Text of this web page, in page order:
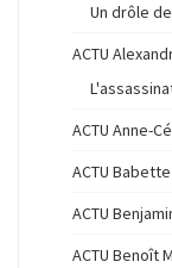
Un drôle
ACTU
ACTU Anne-
ACTU
ACTU
ACTU Benoît